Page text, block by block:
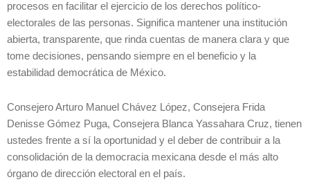
procesos en facilitar el ejercicio de los derechos político-
electorales de las personas. Significa mantener una institución
abierta, transparente, que rinda cuentas de manera clara y que
tome decisiones, pensando siempre en el beneficio y la
estabilidad democrática de México.
Consejero Arturo Manuel Chávez López, Consejera Frida
Denisse Gómez Puga, Consejera Blanca Yassahara Cruz, tienen
ustedes frente a sí la oportunidad y el deber de contribuir a la
consolidación de la democracia mexicana desde el más alto
órgano de dirección electoral en el país.